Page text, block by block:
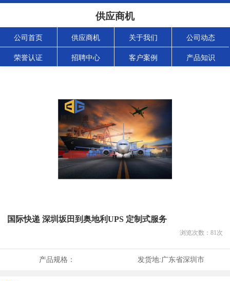
供应商机
公司首页 供应商机 关于我们 公司动态
荣誉认证 招聘中心 客户案例 产品知识
国际快递 深圳坂田到奥地利UPS 定制式服务
浏览次数： 81次
产品规格： 发货地:广东省深圳市